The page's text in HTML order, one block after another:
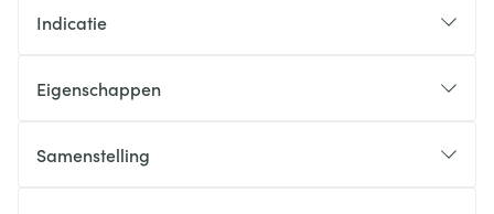
Indicatie
Eigenschappen
Samenstelling